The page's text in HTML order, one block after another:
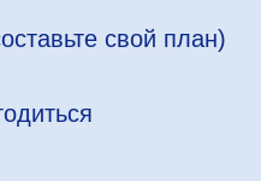
свой план)